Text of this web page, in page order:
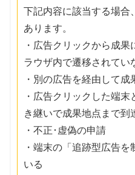
下記内容に該当する場合
あります。
・広告クリックから成
ラウザ内で遷移されてい
・別の広告を経由して成
・広告クリックした端末
き継いで成果地点まで到
・不正･虚偽の申請
・端末の「追跡型広告
いる